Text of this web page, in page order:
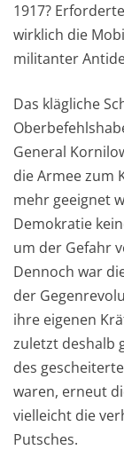
1917?
wirklich die
militanter
Das klägliche
General
die Armee zum
mehr geeignet
Demokratie
um der Gefahr
Dennoch war
der
ihre eigenen
zuletzt deshalb
des
waren, erneut
vielleicht die
Putsches.